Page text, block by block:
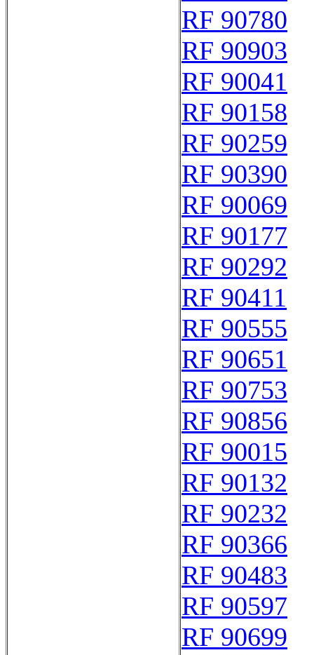
RF 90780
RF 90903
RF 90041
RF 90158
RF 90259
RF 90390
RF 90069
RF 90177
RF 90292
RF 90411
RF 90555
RF 90651
RF 90753
RF 90856
RF 90015
RF 90132
RF 90232
RF 90366
RF 90483
RF 90597
RF 90699